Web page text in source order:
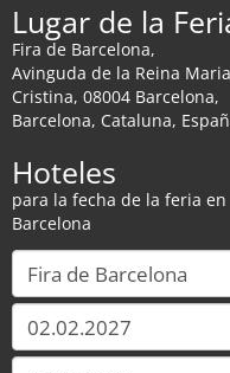
Lugar de la
Fira de Barcelona,
Avinguda de la Reina Maria
Cristina, 08004 Barcelona,
Barcelona, Cataluna,
Hoteles
para la fecha de la feria en
Barcelona